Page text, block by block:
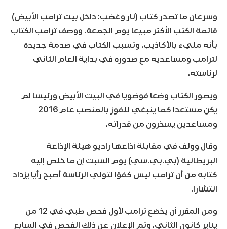
وسرعان ما تصدر كتاب (نار وغضب: داخل بيت ترامب الأبيض)
قائمة الكتب الأكثر مبيعا يوم الجمعة. ووصف ترامب الكتاب
بأنه مليء بالأكاذيب. وتسبب الكتاب في صدمة جديدة
لترامب ومساعديه مع صدوره في بداية العام الثاني
لرئاسته.
ويصور الكتاب وضعا فوضويا في البيت الأبيض ورئيسا لم
يكن مستعدا كما ينبغي للفوز بالمنصب عام 2016
ومساعدين يسخرون من قدراته.
وقال وولف في مقابلة أذاعها راديو هيئة الإذاعة
البريطانية (بي.بي.سي) يوم السبت إن ما خلص إليه
كتابه من أن ترامب ليس كفؤا لتولي الرئاسة أصبح رأيا يزداد
انتشارا.
ومن المقرر أن يخضع ترامب لأول فحص طبي في 12 من
يناير كانون الثاني. وتم الإعلان عن ذلك الفحص في السابع